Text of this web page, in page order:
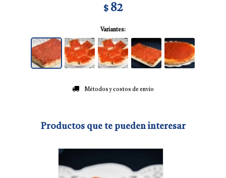
$ 82
Variantes:
Métodos y costos de envío
Productos que te pueden interesar